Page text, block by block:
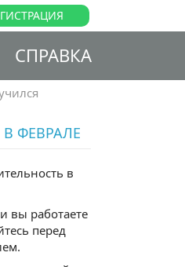
СПРАВКА
ФЕВРАЛЕ
в
вы работаете
перед